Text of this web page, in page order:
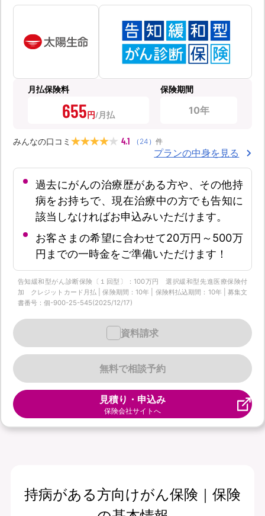
月払保険料
655円
保険期間
10年
みんなの口コミ 4.1 （ 24 ） 件
プランの中身を見る
過去にがんの治療歴がある方や、その他持
病をお持ちで、現在治療中の方でも告知に
該当しなければお申込みいただけます。
お客さまの希望に合わせて20万円～500万
円までの一時金をご準備いただけます！
告知緩和型がん診断保険〔１回型〕：100万円 選択緩和型先進医療保険付
加 クレジットカード月払 | 保険期間：10年 | 保険料払込期間：10年 | 募集文
書番号：個-900-25-545(2025/12/17)
無料で相談予約
資料請求
見積り・申込み
保険会社サイトへ
持病がある方向けがん保険｜保険